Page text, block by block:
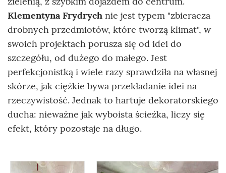
Klementyna Frydrych nie jest typem "zbieracza
drobnych przedmiotów, które tworzą klimat", w
swoich projektach porusza się od idei do
szczegółu, od dużego do małego. Jest
perfekcjonistką i wiele razy sprawdziła na własnej
skórze, jak ciężkie bywa przekładanie idei na
rzeczywistość. Jednak to hartuje dekoratorskiego
ducha: nieważne jak wyboista ścieżka, liczy się
efekt, który pozostaje na długo.